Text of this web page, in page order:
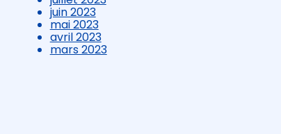
juin 2023
mai 2023
avril 2023
mars 2023